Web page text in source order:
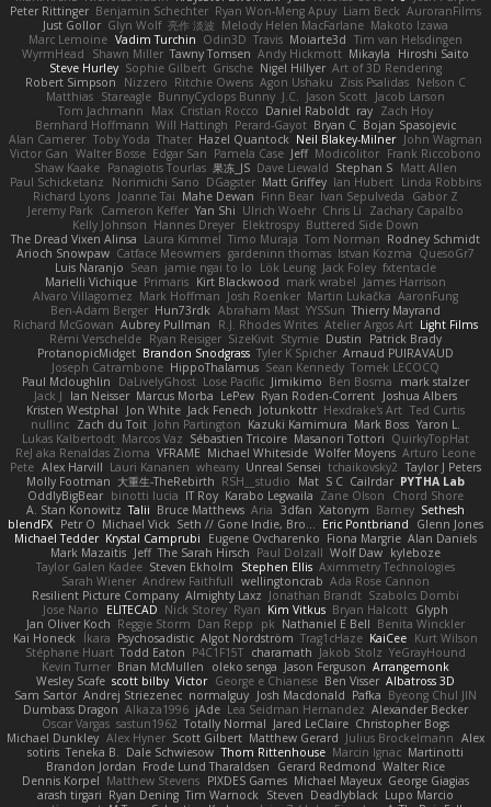
Peter Rittinger Benjamin Schechter Ryan Won-Meng Apuy Liam Beck AuroranFilms
Just Gollor Glyn Wolf 亮作 淡波 Melody Helen MacFarlane Makoto Izawa
Marc Lemoine Vadim Turchin Odin3D Travis Moiarte3d Tim van Helsdingen
WyrmHead
Shawn Miller Tawny Tomsen Andy Hickmott Mikayla
Hiroshi Saito
Steve Hurley Sophie Gilbert Grische Nigel Hillyer Art of 3D Rendering
Robert Simpson
Nizzero Ritchie Owens Agon Ushaku Zisis Psalidas Nelson C
Matthias Stareagle BunnyCyclops Bunny J.C. Jason Scott Jacob Larson
Tom Jachmann
Max Cristian Rocco Daniel Raboldt ray Zach Hoy
Bernhard Hoffmann Will Hattingh Perard-Gayot Bryan C Bojan Spasojevic
Alan Camerer Toby Yoda Thater Hazel Quantock Neil Blakey-Milner John Wagman
Victor Gan Walter Bosse Edgar San Pamela Case Jeff Modicolitor Frank Riccobono
Shaw Kaake Panagiotis Tourlas 果冻_JS Dave Liewald Stephan S Matt Allen
Paul Schicketanz
Norimichi Sano DGagster Matt Griffey Ian Hubert Linda Robbins
Richard Lyons Joanne Tai Mahe Dewan Finn Bear Ivan Sepulveda
Gabor Z
Jeremy Park
Cameron Keffer Yan Shi Ulrich Woehr Chris Li
Zachary Capalbo
Kelly Johnson Hannes Dreyer Elektrospy Buttered Side Down
The Dread Vixen Alinsa Laura Kimmel Timo Muraja Tom Norman Rodney Schmidt
Arioch Snowpaw Catface Meowmers gardeninn thomas Istvan Kozma QuesoGr7
Luis Naranjo Sean jamie ngai to lo Lök Leung Jack Foley fxtentacle
Marielli Vichique Primaris Kirt Blackwood mark wrabel James Harrison
Alvaro Villagomez Mark Hoffman Josh Roenker Martin Lukačka AaronFung
Ben-Adam Berger Hun73rdk Abraham Mast YYSSun Thierry Mayrand
Richard McGowan Aubrey Pullman R.J. Rhodes Writes Atelier Argos Art Light Films
Rémi Verschelde Ryan Reisiger SizeKivit Stymie Dustin
Patrick Brady
ProtanopicMidget Brandon Snodgrass Tyler K Spicher Arnaud PUIRAVAUD
Joseph Catrambone HippoThalamus Sean Kennedy Tomek LECOCQ
Paul Mcloughlin
DaLivelyGhost Lose Pacific Jimikimo Ben Bosma
mark stalzer
Jack J
Ian Neisser Marcus Morba LePew Ryan Roden-Corrent Joshua Albers
Kristen Westphal
Jon White Jack Fenech Jotunkottr Hexdrake's Art Ted Curtis
nullinc Zach du Toit John Partington Kazuki Kamimura Mark Boss Yaron L.
Lukas Kalbertodt Marcos Vaz Sébastien Tricoire Masanori Tottori QuirkyTopHat
ReJ aka Renaldas Zioma VFRAME Michael Whiteside Wolfer Moyens Arturo Leone
Pete Alex Harvill Lauri Kananen wheany Unreal Sensei tchaikovsky2 Taylor J Peters
Molly Footman 大重生-TheRebirth RSH__studio Mat S C Cailrdar PYTHA Lab
OddlyBigBear binotti lucia IT Roy Karabo Legwaila Zane Olson
Chord Shore
A. Stan Konowitz Talii Bruce Matthews Aria 3dfan Xatonym Barney Sethesh
blendFX Petr O Michael Vick Seth // Gone Indie, Bro... Eric Pontbriand
Glenn Jones
Michael Tedder Krystal Camprubi Eugene Ovcharenko Fiona Margrie Alan Daniels
Mark Mazaitis Jeff The Sarah Hirsch Paul Dolzall Wolf Daw kyleboze
Taylor Galen Kadee Steven Ekholm Stephen Ellis Aximmetry Technologies
Sarah Wiener Andrew Faithfull wellingtoncrab Ada Rose Cannon
Resilient Picture Company Almighty Laxz Jonathan Brandt Szabolcs Dombi
Jose Nario
ELITECAD Nick Storey Ryan Kim Vitkus Bryan Halcott Glyph
Jan Oliver Koch Reggie Storm Dan Repp pk Nathaniel E Bell Benita Winckler
Kai Honeck Íkara Psychosadistic Algot Nordström Trag1cHaze KaiCee Kurt Wilson
Stéphane Huart Todd Eaton P4C1F15T charamath Jakob Stolz YeGrayHound
Kevin Turner Brian McMullen oleko senga Jason Ferguson Arrangemonk
Wesley Scafe scott bilby Victor George e Chianese Ben Visser Albatross 3D
Sam Sartor Andrej Striezenec normalguy Josh Macdonald Pafka Byeong Chul JIN
Dumbass Dragon Alkaza1996 jAde Lea Seidman Hernandez Alexander Becker
Oscar Vargas sastun1962 Totally Normal Jared LeClaire Christopher Bogs
Michael Dunkley Alex Hyner Scott Gilbert Matthew Gerard Julius Brockelmann Alex
sotiris Teneka B. Dale Schwiesow Thom Rittenhouse Marcin Ignac Martinotti
Brandon Jordan Frode Lund Tharaldsen Gerard Redmond Walter Rice
Dennis Korpel Matthew Stevens PIXDES Games Michael Mayeux George Giagias
arash tirgari Ryan Dening Tim Warnock Steven Deadlyblack Lupo Marcio